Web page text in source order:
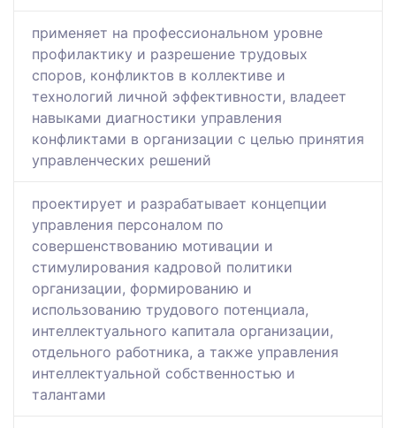
применяет на профессиональном уровне
профилактику и разрешение трудовых
споров, конфликтов в коллективе и
технологий личной эффективности, владеет
навыками диагностики управления
конфликтами в организации с целью принятия
управленческих решений
проектирует и разрабатывает концепции
управления персоналом по
совершенствованию мотивации и
стимулирования кадровой политики
организации, формированию и
использованию трудового потенциала,
интеллектуального капитала организации,
отдельного работника, а также управления
интеллектуальной собственностью и
талантами